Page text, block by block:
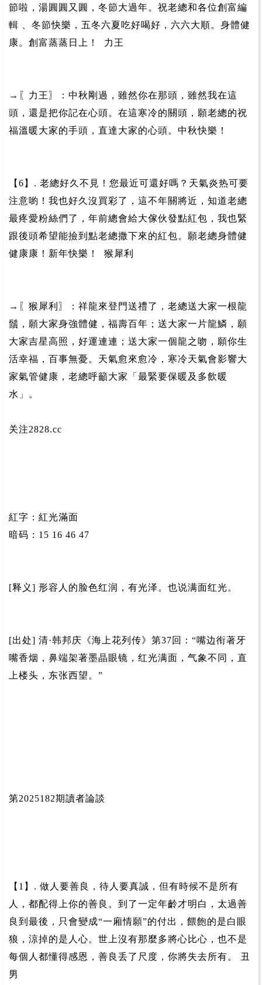
節啦，湯圓圓又圓，冬節大過年。祝老總和各位創富編
輯 、冬節快樂，五冬六夏吃好喝好，六六大順。身體健
康。創富蒸蒸日上！ 力王
→〖力王〗：中秋剛過，雖然你在那頭，雖然我在這
頭，還是把你記在心頭。在這寒冷的關頭，願老總的祝
福溫暖大家的手頭，直達大家的心頭。中秋快樂！
【6】. 老總好久不見！您最近可還好嗎？天氣炎热可要
注意喲！我也好久沒買彩了，這不年關將近，知道老總
最疼愛粉絲們了，年前總會給大傢伙發點紅包，我也緊
跟後頭希望能撿到點老總撒下來的紅包。願老總身體健
健康康！新年快樂！ 猴犀利
→〖猴犀利〗：祥龍來登門送禮了，老總送大家一根龍
鬚，願大家身強體健，福壽百年；送大家一片龍鱗，願
大家吉星高照，好運連連；送大家一個龍之吻，願你生
活幸福，百事無憂。天氣愈來愈冷，寒冷天氣會影響大
家氣管健康，老總呼籲大家「最緊要保暖及多飲暖
水」。
关注2828.cc
紅字：紅光滿面
暗码：15 16 46 47
[释义] 形容人的脸色红润，有光泽。也说满面红光。
[出处] 清·韩邦庆《海上花列传》第37回：“嘴边衔著牙
嘴香烟，鼻端架著墨晶眼镜，红光满面，气象不同，直
上楼头，东张西望。”
第2025182期讀者論談
【1】. 做人要善良，待人要真誠，但有時候不是所有
人，都配得上你的善良。到了一定年齡才明白，太過善
良到最後，只會變成“一廂情願”的付出，餵飽的是白眼
狼，涼掉的是人心。世上沒有那麼多將心比心，也不是
每個人都懂得感恩，善良丢了尺度，你將失去所有。 丑
男